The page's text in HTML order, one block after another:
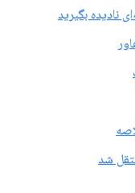
نادیده بگیرید